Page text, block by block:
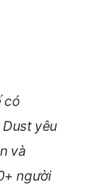
có
yêu
và
người